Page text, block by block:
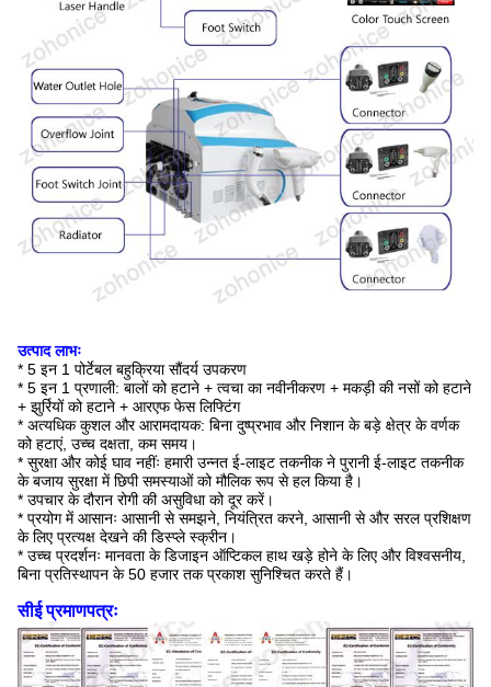
उत्पाद लाभः
* 5 इन 1 पोर्टेबल बहुक्रिया सौंदर्य उपकरण
* 5 इन 1 प्रणाली: बालों को हटाने + त्वचा का नवीनीकरण + मकड़ी की नसों को हटाने
+ झुर्रियों को हटाने + आरएफ फेस लिफ्टिंग
* अत्यधिक कुशल और आरामदायक: बिना दुष्प्रभाव और निशान के बड़े क्षेत्र के वर्णक
को हटाएं, उच्च दक्षता, कम समय।
* सुरक्षा और कोई घाव नहींः हमारी उन्नत ई-लाइट तकनीक ने पुरानी ई-लाइट तकनीक
के बजाय सुरक्षा में छिपी समस्याओं को मौलिक रूप से हल किया है।
* उपचार के दौरान रोगी की असुविधा को दूर करें।
* प्रयोग में आसानः आसानी से समझने, नियंत्रित करने, आसानी से और सरल प्रशिक्षण
के लिए प्रत्यक्ष देखने की डिस्प्ले स्क्रीन।
* उच्च प्रदर्शनः मानवता के डिजाइन ऑप्टिकल हाथ खड़े होने के लिए और विश्वसनीय,
बिना प्रतिस्थापन के 50 हजार तक प्रकाश सुनिश्चित करते हैं।
सीई प्रमाणपत्रः